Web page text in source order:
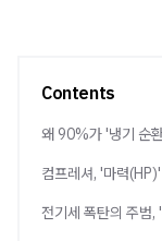
Contents
왜 90%가 '냉기 순
컴프레셔, '마력
전기세 폭탄의 주범,